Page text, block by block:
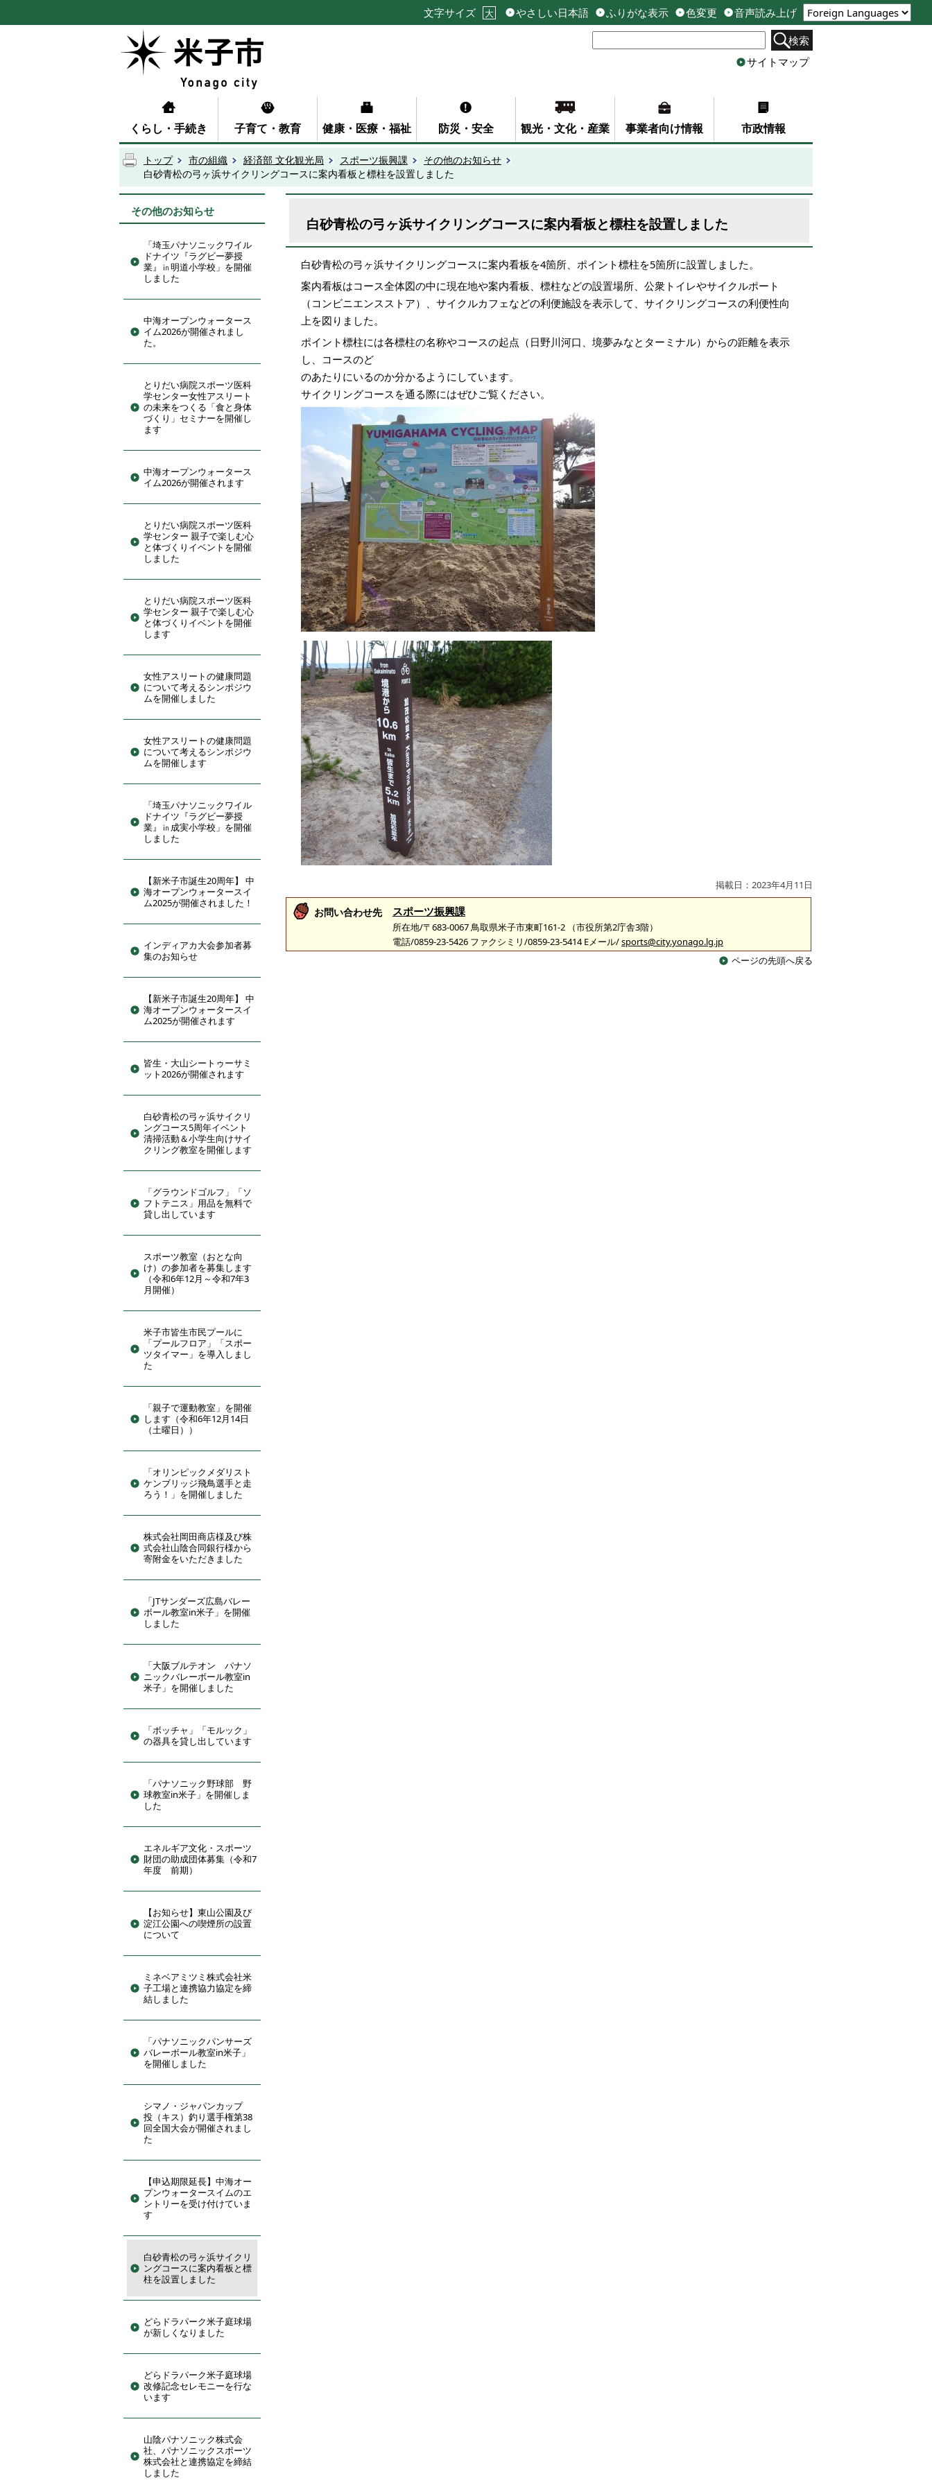
文字サイズ 大 やさしい日本語 ふりがな表示 色変更
音声読み上げ
検索
サイトマップ
くらし・手続き 子育て・教育 健康・医療・福祉 防災・安全 観光・文化・産業 事業者向け情報 市政情報
トップ 市の組織 経済部 文化観光局 スポーツ振興課
その他のお知らせ
白砂青松の弓ヶ浜サイクリングコースに案内看板と標柱を設置しました
その他のお知らせ
「埼玉パナソニックワイル
ドナイツ『ラグビー夢授
業』㏌明道小学校」を開催
しました
中海オープンウォータース
イム2026が開催されまし
た。
とりだい病院スポーツ医科
学センター女性アスリート
の未来をつくる「食と身体
づくり」セミナーを開催し
ます
中海オープンウォータース
イム2026が開催されます
とりだい病院スポーツ医科
学センター 親子で楽しむ心
と体づくりイベントを開催
しました
とりだい病院スポーツ医科
学センター 親子で楽しむ心
と体づくりイベントを開催
します
女性アスリートの健康問題
について考えるシンポジウ
ムを開催しました
女性アスリートの健康問題
について考えるシンポジウ
ムを開催します
「埼玉パナソニックワイル
ドナイツ『ラグビー夢授
業』㏌成実小学校」を開催
しました
【新米子市誕生20周年】 中
海オープンウォータースイ
ム2025が開催されました！
インディアカ大会参加者募
集のお知らせ
【新米子市誕生20周年】 中
海オープンウォータースイ
ム2025が開催されます
皆生・大山シートゥーサミ
ット2026が開催されます
白砂青松の弓ヶ浜サイクリ
ングコース5周年イベント
清掃活動＆小学生向けサイ
クリング教室を開催します
「グラウンドゴルフ」「ソ
フトテニス」用品を無料で
貸し出しています
スポーツ教室（おとな向
け）の参加者を募集します
（令和6年12月～令和7年3
月開催）
米子市皆生市民プールに
「プールフロア」「スポー
ツタイマー」を導入しまし
た
「親子で運動教室」を開催
します（令和6年12月14日
（土曜日））
「オリンピックメダリスト
ケンブリッジ飛鳥選手と走
ろう！」を開催しました
株式会社岡田商店様及び株
式会社山陰合同銀行様から
寄附金をいただきました
「JTサンダーズ広島バレー
ボール教室in米子」を開催
しました
「大阪ブルテオン パナソ
ニックバレーボール教室in
米子」を開催しました
「ボッチャ」「モルック」
の器具を貸し出しています
「パナソニック野球部 野
球教室in米子」を開催しま
した
エネルギア文化・スポーツ
財団の助成団体募集（令和7
年度 前期）
【お知らせ】東山公園及び
淀江公園への喫煙所の設置
について
ミネベアミツミ株式会社米
子工場と連携協力協定を締
結しました
「パナソニックパンサーズ
バレーボール教室in米子」
を開催しました
シマノ・ジャパンカップ
投（キス）釣り選手権第38
回全国大会が開催されまし
た
【申込期限延長】中海オー
プンウォータースイムのエ
ントリーを受け付けていま
す
白砂青松の弓ヶ浜サイクリ
ングコースに案内看板と標
柱を設置しました
どらドラパーク米子庭球場
が新しくなりました
どらドラパーク米子庭球場
改修記念セレモニーを行な
います
山陰パナソニック株式会
社、パナソニックスポーツ
株式会社と連携協定を締結
しました
白砂青松の弓ヶ浜サイクリングコースに案内看板と標柱を設置しました
白砂青松の弓ヶ浜サイクリングコースに案内看板を4箇所、ポイント標柱を5箇所に設置しました。
案内看板はコース全体図の中に現在地や案内看板、標柱などの設置場所、公衆トイレやサイクルポート
（コンビニエンスストア）、サイクルカフェなどの利便施設を表示して、サイクリングコースの利便性向
上を図りました。
ポイント標柱には各標柱の名称やコースの起点（日野川河口、境夢みなとターミナル）からの距離を表示
し、コースのど
のあたりにいるのか分かるようにしています。
サイクリングコースを通る際にはぜひご覧ください。
掲載日：2023年4月11日
お問い合わせ先 スポーツ振興課
所在地/〒683-0067 鳥取県米子市東町161-2 （市役所第2庁舎3階）
電話/0859-23-5426 ファクシミリ/0859-23-5414 Eメール/sports@city.yonago.lg.jp
ページの先頭へ戻る